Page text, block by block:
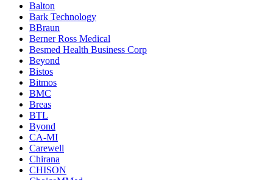
Balton
Bark Technology
BBraun
Berner Ross Medical
Besmed Health Business Corp
Beyond
Bistos
Bitmos
BMC
Breas
BTL
Byond
CA-MI
Carewell
Chirana
CHISON